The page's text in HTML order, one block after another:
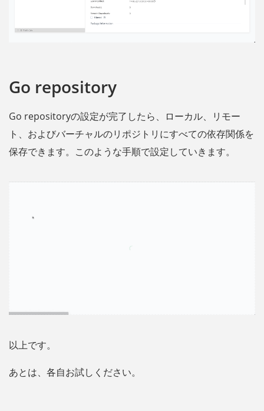
Go repository
Go repositoryの設定が完了したら、ローカル、リモー
ト、およびバーチャルのリポジトリにすべての依存関係を
保存できます。このような手順で設定していきます。
以上です。
あとは、各自お試しください。